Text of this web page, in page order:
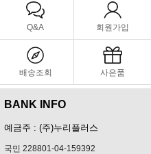
Q&A 회원가입
배송조회 사은품
BANK INFO
예금주 : (주)누리플러스
국민 228801-04-159392